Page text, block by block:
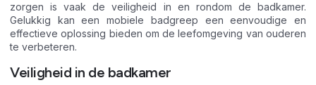
zorgen is vaak de veiligheid in en rondom de badkamer.
Gelukkig kan een mobiele badgreep een eenvoudige en
effectieve oplossing bieden om de leefomgeving van ouderen
te verbeteren.
Veiligheid in de badkamer